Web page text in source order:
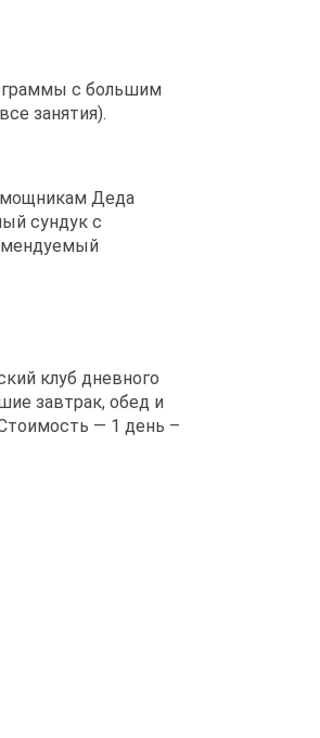
с большим
занятия).
Деда
сундук с
клуб дневного
завтрак, обед и
— 1 день –